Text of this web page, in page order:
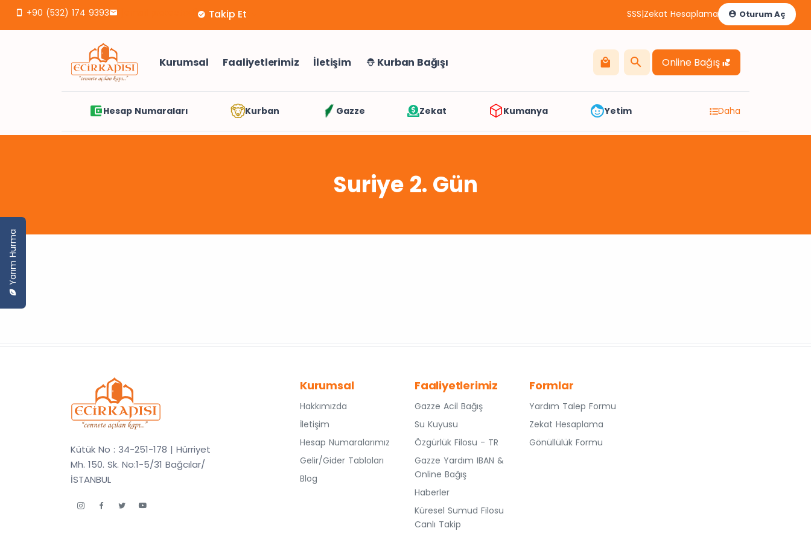
Yarım Hurma
+90 (532) 174 9393 Takip Et SSS|Zekat Hesaplama Oturum Aç
Kurumsal Faaliyetlerimiz İletişim Kurban Bağışı Online Bağış
Hesap Numaraları Kurban Gazze Zekat Kumanya Yetim Daha
Suriye 2. Gün
Kütük No : 34-251-178 | Hürriyet
Mh. 150. Sk. No:1-5/31 Bağcılar/
İSTANBUL
Kurumsal
Hakkımızda
İletişim
Hesap Numaralarımız
Gelir/Gider Tabloları
Blog
Faaliyetlerimiz
Gazze Acil Bağış
Su Kuyusu
Özgürlük Filosu - TR
Gazze Yardım IBAN &
Online Bağış
Haberler
Küresel Sumud Filosu
Canlı Takip
Formlar
Yardım Talep Formu
Zekat Hesaplama
Gönüllülük Formu